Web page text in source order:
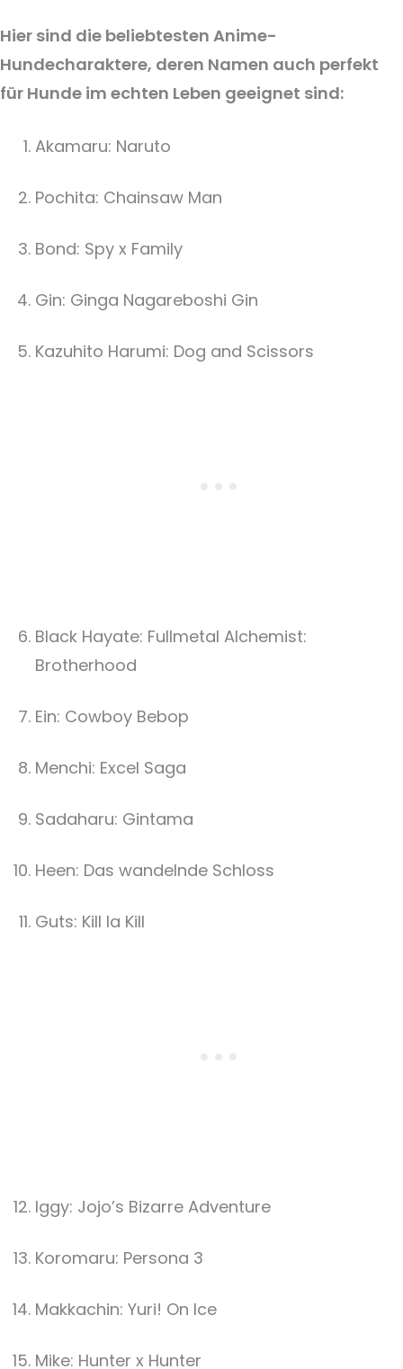
Hier sind die beliebtesten Anime-
Hundecharaktere, deren Namen auch perfekt
für Hunde im echten Leben geeignet sind:
Akamaru: Naruto
Pochita: Chainsaw Man
Bond: Spy x Family
Gin: Ginga Nagareboshi Gin
Kazuhito Harumi: Dog and Scissors
Black Hayate: Fullmetal Alchemist:
Brotherhood
Ein: Cowboy Bebop
Menchi: Excel Saga
Sadaharu: Gintama
Heen: Das wandelnde Schloss
Guts: Kill la Kill
Iggy: Jojo’s Bizarre Adventure
Koromaru: Persona 3
Makkachin: Yuri! On Ice
Mike: Hunter x Hunter